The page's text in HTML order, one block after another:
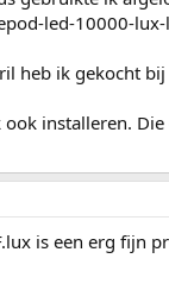
led-10000-
heb ik gekocht
ook installeren.
is een erg fijn